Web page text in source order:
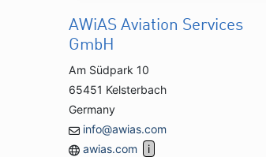
AWiAS Aviation Services
GmbH
Am Südpark 10
65451 Kelsterbach
Germany
info@awias.com
awias.com